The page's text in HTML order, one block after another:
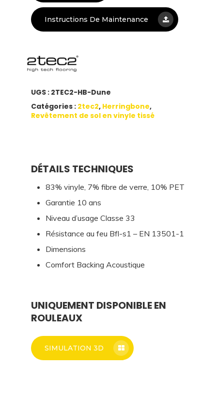
Instructions De Maintenance
UGS : 2TEC2-HB-Dune
Catégories : 2tec2, Herringbone,
Revêtement de sol en vinyle tissé
DÉTAILS TECHNIQUES
83% vinyle, 7% fibre de verre, 10% PET
Garantie 10 ans
Niveau d’usage Classe 33
Résistance au feu Bfl-s1 – EN 13501-1
Dimensions
Comfort Backing Acoustique
UNIQUEMENT DISPONIBLE EN
ROULEAUX
SIMULATION 3D